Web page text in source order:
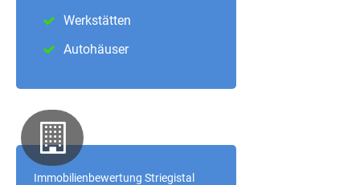
Werkstätten
Autohäuser
Immobilienbewertung Striegistal